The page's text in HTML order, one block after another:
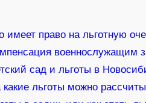
имеет право на льготную
военнослужащим
сад и льготы в
какие льготы можно